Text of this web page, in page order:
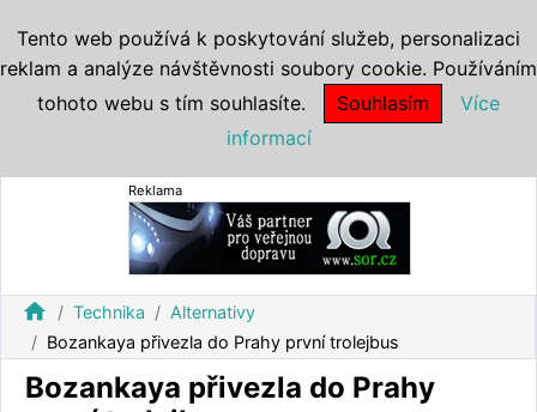
Reklama
home Technika
Alternativy
Bozankaya přivezla do Prahy první trolejbus
Bozankaya přivezla do Prahy
Tento web používá k poskytování služeb, personalizaci
reklam a analýze návštěvnosti soubory cookie. Používáním
tohoto webu s tím souhlasíte.
Souhlasím
Více
informací